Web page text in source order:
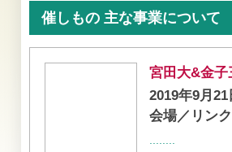
催しもの 主な事業について
宮田大&金
2019年9月21
会場／リン